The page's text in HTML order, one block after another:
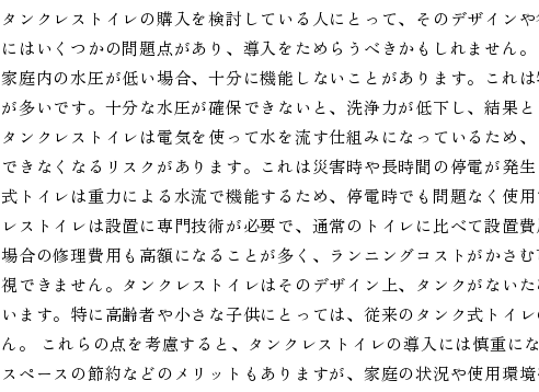
タンクレストイレの購入を検討している人にとって、そのデザイン
にはいくつかの問題点があり、導入をためらうべきかもしれません
家庭内の水圧が低い場合、十分に機能しないことがあります。これ
が多いです。十分な水圧が確保できないと、洗浄力が低下し、結果
タンクレストイレは電気を使って水を流す仕組みになっているため、
できなくなるリスクがあります。これは災害時や長時間の停電が発
式トイレは重力による水流で機能するため、停電時でも問題なく使
レストイレは設置に専門技術が必要で、通常のトイレに比べて設置
場合の修理費用も高額になることが多く、ランニングコストがかさ
視できません。タンクレストイレはそのデザイン上、タンクがない
います。特に高齢者や小さな子供にとっては、従来のタンク式トイ
ん。 これらの点を考慮すると、タンクレストイレの導入には慎重に
スペースの節約などのメリットもありますが、家庭の状況や使用環